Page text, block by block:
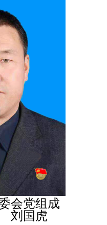
会党组成
刘国虎